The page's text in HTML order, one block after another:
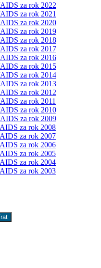
za rok 2022
za rok 2021
za rok 2020
za rok 2019
za rok 2018
za rok 2017
za rok 2016
za rok 2015
za rok 2014
za rok 2013
za rok 2012
za rok 2011
za rok 2010
za rok 2009
za rok 2008
za rok 2007
za rok 2006
za rok 2005
za rok 2004
za rok 2003